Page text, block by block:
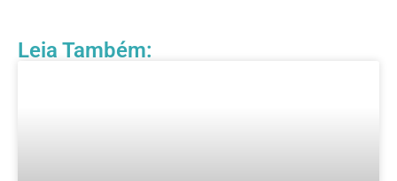
Leia Também: